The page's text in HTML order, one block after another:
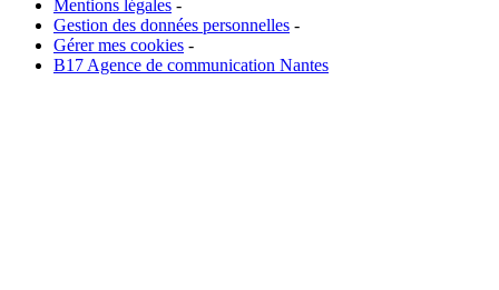
Mentions légales -
Gestion des données personnelles -
Gérer mes cookies -
B17 Agence de communication Nantes